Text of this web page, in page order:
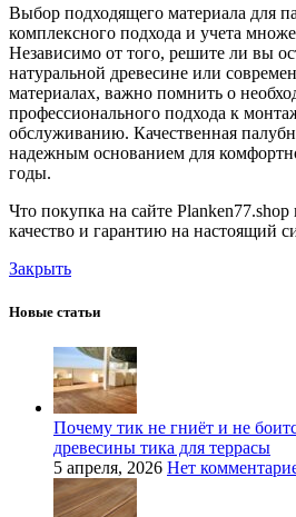
Выбор подходящего материала для
комплексного подхода и учета
Независимо от того, решите ли вы
натуральной древесине или
материалах, важно помнить о
профессионального подхода к
обслуживанию. Качественная
надежным основанием для
годы.
Что покупка на сайте
качество и гарантию на настоящий
Закрыть
Новые статьи
Почему тик не гниёт и не
древесины тика для террасы
5 апреля, 2026 Нет